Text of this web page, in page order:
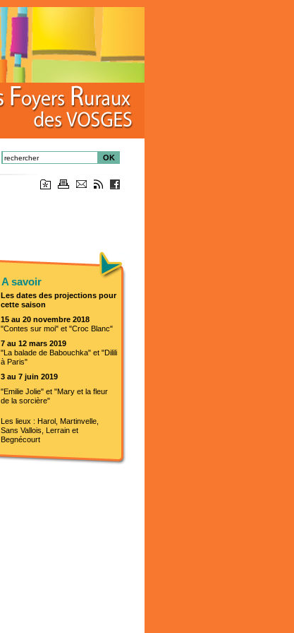
OK
A savoir
Les dates des projections pour
cette saison
15 au 20 novembre 2018
"Contes sur moi" et "Croc Blanc"
7 au 12 mars 2019
"La balade de Babouchka" et "Dilili
à Paris"
3 au 7 juin 2019
"Emilie Jolie" et "Mary et la fleur
de la sorcière"
Les lieux : Harol, Martinvelle,
Sans Vallois, Lerrain et
Begnécourt